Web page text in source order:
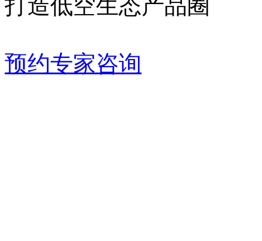
打造低空生态产品圈
预约专家咨询